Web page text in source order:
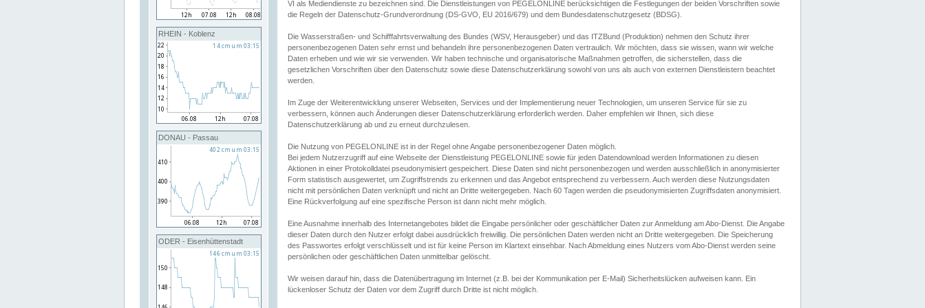
RHEIN - Koblenz
DONAU - Passau
ODER - Eisenhüttenstadt
VI als Mediendienste zu bezeichnen sind. Die Dienstleistungen von PEGELONLINE berücksichtigen die Festlegungen der beiden Vorschriften sowie
die Regeln der Datenschutz-Grundverordnung (DS-GVO, EU 2016/679) und dem Bundesdatenschutzgesetz (BDSG).
Die Wasserstraßen- und Schifffahrtsverwaltung des Bundes (WSV, Herausgeber) und das ITZBund (Produktion) nehmen den Schutz ihrer
personenbezogenen Daten sehr ernst und behandeln ihre personenbezogenen Daten vertraulich. Wir möchten, dass sie wissen, wann wir welche
Daten erheben und wie wir sie verwenden. Wir haben technische und organisatorische Maßnahmen getroffen, die sicherstellen, dass die
gesetzlichen Vorschriften über den Datenschutz sowie diese Datenschutzerklärung sowohl von uns als auch von externen Dienstleistern beachtet
werden.
Im Zuge der Weiterentwicklung unserer Webseiten, Services und der Implementierung neuer Technologien, um unseren Service für sie zu
verbessern, können auch Änderungen dieser Datenschutzerklärung erforderlich werden. Daher empfehlen wir Ihnen, sich diese
Datenschutzerklärung ab und zu erneut durchzulesen.
Die Nutzung von PEGELONLINE ist in der Regel ohne Angabe personenbezogener Daten möglich.
Bei jedem Nutzerzugriff auf eine Webseite der Dienstleistung PEGELONLINE sowie für jeden Datendownload werden Informationen zu diesen
Aktionen in einer Protokolldatei pseudonymisiert gespeichert. Diese Daten sind nicht personenbezogen und werden ausschließlich in anonymisierter
Form statistisch ausgewertet, um Zugriffstrends zu erkennen und das Angebot entsprechend zu verbessern. Auch werden diese Nutzungsdaten
nicht mit persönlichen Daten verknüpft und nicht an Dritte weitergegeben. Nach 60 Tagen werden die pseudonymisierten Zugriffsdaten anonymisiert.
Eine Rückverfolgung auf eine spezifische Person ist dann nicht mehr möglich.
Eine Ausnahme innerhalb des Internetangebotes bildet die Eingabe persönlicher oder geschäftlicher Daten zur Anmeldung am Abo-Dienst. Die Angabe
dieser Daten durch den Nutzer erfolgt dabei ausdrücklich freiwillig. Die persönlichen Daten werden nicht an Dritte weitergegeben. Die Speicherung
des Passwortes erfolgt verschlüsselt und ist für keine Person im Klartext einsehbar. Nach Abmeldung eines Nutzers vom Abo-Dienst werden seine
persönlichen oder geschäftlichen Daten unmittelbar gelöscht.
Wir weisen darauf hin, dass die Datenübertragung im Internet (z.B. bei der Kommunikation per E-Mail) Sicherheitslücken aufweisen kann. Ein
lückenloser Schutz der Daten vor dem Zugriff durch Dritte ist nicht möglich.